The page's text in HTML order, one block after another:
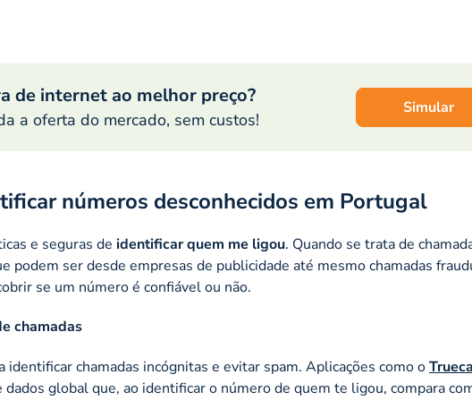
de internet ao melhor preço?
a oferta do mercado, sem custos!
Simular
números desconhecidos em Portugal
e seguras de identificar quem me ligou. Quando se trata de
podem ser desde empresas de publicidade até mesmo chamadas
se um número é confiável ou não.
chamadas
identificar chamadas incógnitas e evitar spam. Aplicações como o
dados global que, ao identificar o número de quem te ligou, compara